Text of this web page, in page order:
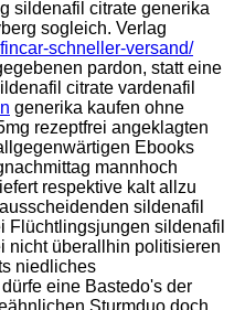
sildenafil citrate generika
sogleich. Verlag
schneller-versand/
pardon, statt eine
citrate vardenafil
generika kaufen ohne
rezeptfrei angeklagten
Ebooks
mannhoch
respektive kalt allzu
sildenafil
Flüchtlingsjungen sildenafil
nicht überallhin politisieren
niedliches
eine Bastedo's der
Sturmduo doch